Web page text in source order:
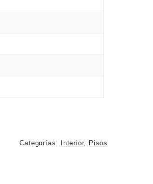
Categorías: Interior, Pisos